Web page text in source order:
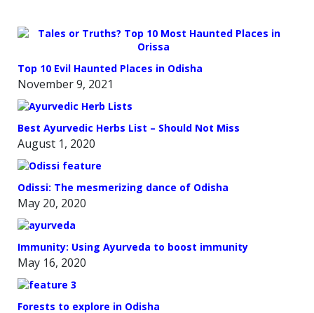
Top 10 Evil Haunted Places in Odisha
November 9, 2021
Best Ayurvedic Herbs List – Should Not Miss
August 1, 2020
Odissi: The mesmerizing dance of Odisha
May 20, 2020
Immunity: Using Ayurveda to boost immunity
May 16, 2020
Forests to explore in Odisha